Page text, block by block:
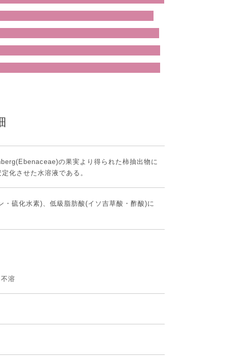
の果実より得られた柿抽出物に
化させた水溶液である。
・硫化水素)、低級脂肪酸(イソ吉草酸・酢酸)に
溶